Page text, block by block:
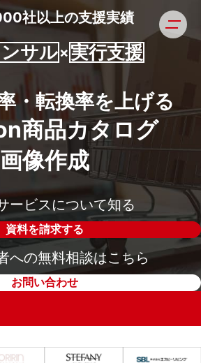
社以上の支援実績
サル× 実行支援
・転換率を上げる
商品カタログ
画像作成
ービスについて知る
資料を請求する
への無料相談はこちら
お問い合わせ